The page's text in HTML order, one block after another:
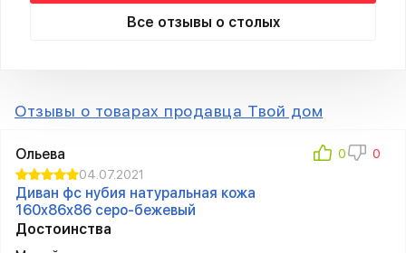
Все отзывы о столых
Отзывы о товарах продавца Твой дом
Ольева
04.07.2021
Диван фc нубия натуральная кожа
160x86x86 серо-бежевый
Достоинства